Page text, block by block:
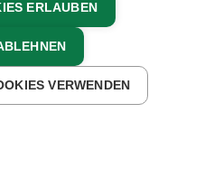
JETZT BUCHEN
ERLAUBEN
VERWENDEN